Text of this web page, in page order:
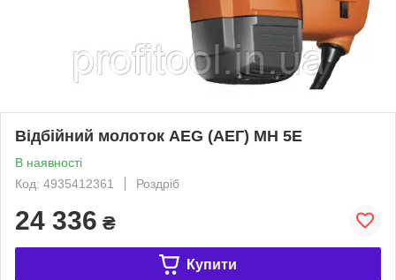
Відбійний молоток AEG (АЕГ) MH 5E
В наявності
Код: 4935412361
Роздріб
24 336 ₴
Купити